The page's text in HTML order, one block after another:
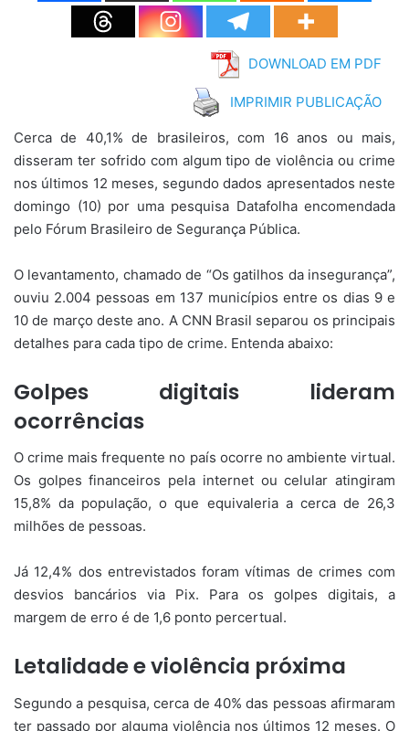
DOWNLOAD EM PDF
IMPRIMIR PUBLICAÇÃO
Cerca de 40,1% de brasileiros, com 16 anos ou mais,
disseram ter sofrido com algum tipo de violência ou crime
nos últimos 12 meses, segundo dados apresentados neste
domingo (10) por uma pesquisa Datafolha encomendada
pelo Fórum Brasileiro de Segurança Pública.
O levantamento, chamado de “Os gatilhos da insegurança”,
ouviu 2.004 pessoas em 137 municípios entre os dias 9 e
10 de março deste ano. A CNN Brasil separou os principais
detalhes para cada tipo de crime. Entenda abaixo:
Golpes digitais lideram
ocorrências
O crime mais frequente no país ocorre no ambiente virtual.
Os golpes financeiros pela internet ou celular atingiram
15,8% da população, o que equivaleria a cerca de 26,3
milhões de pessoas.
Já 12,4% dos entrevistados foram vítimas de crimes com
desvios bancários via Pix. Para os golpes digitais, a
margem de erro é de 1,6 ponto percertual.
Letalidade e violência próxima
Segundo a pesquisa, cerca de 40% das pessoas afirmaram
ter passado por alguma violência nos últimos 12 meses. O